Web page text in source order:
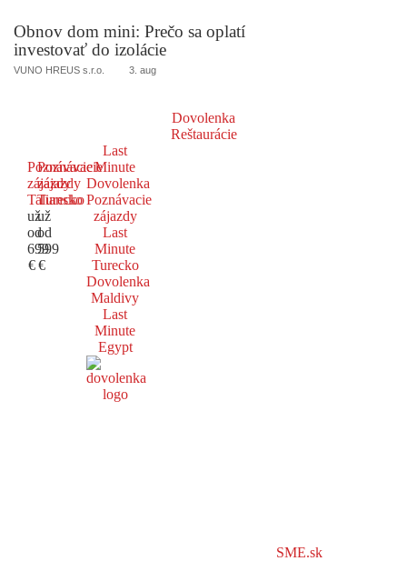
Obnov dom mini: Prečo sa oplatí
investovať do izolácie
VUNO HREUS s.r.o. 3. aug
Dovolenka
Reštaurácie
Poznávacie
zájazdy
Taliansko
už
od
699
€
Poznávacie
zájazdy
Turecko
už
od
599
€
Last
Minute
Dovolenka
Poznávacie
zájazdy
Last
Minute
Turecko
Dovolenka
Maldivy
Last
Minute
Egypt
SME.sk